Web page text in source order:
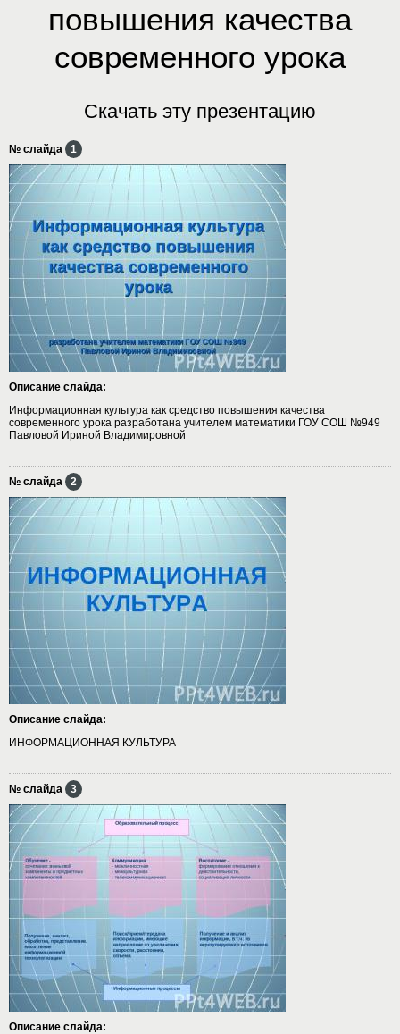
повышения качества
современного урока
Скачать эту презентацию
№ слайда 1
Описание слайда:
Информационная культура как средство повышения качества
современного урока разработана учителем математики ГОУ СОШ №949
Павловой Ириной Владимировной
№ слайда 2
Описание слайда:
ИНФОРМАЦИОННАЯ КУЛЬТУРА
№ слайда 3
Описание слайда: